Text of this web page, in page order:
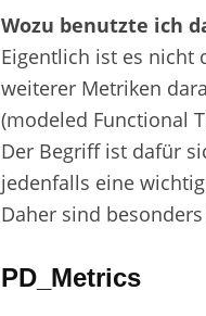
Wozu benutzte ich
Eigentlich ist es nicht
weiterer Metriken
(modeled Functional
Der Begriff ist dafür
jedenfalls eine
Daher sind
PD_Metrics